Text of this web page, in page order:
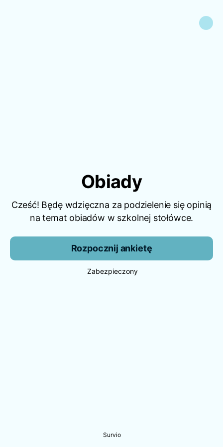
Obiady
Cześć! Będę wdzięczna za podzielenie się opinią
na temat obiadów w szkolnej stołówce.
Rozpocznij ankietę
Zabezpieczony
Survio